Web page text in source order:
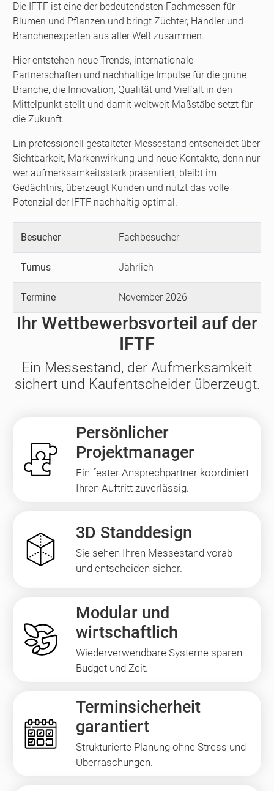
Die IFTF ist eine der bedeutendsten Fachmessen für
Blumen und Pflanzen und bringt Züchter, Händler und
Branchenexperten aus aller Welt zusammen.
Hier entstehen neue Trends, internationale
Partnerschaften und nachhaltige Impulse für die grüne
Branche, die Innovation, Qualität und Vielfalt in den
Mittelpunkt stellt und damit weltweit Maßstäbe setzt für
die Zukunft.
Ein professionell gestalteter Messestand entscheidet über
Sichtbarkeit, Markenwirkung und neue Kontakte, denn nur
wer aufmerksamkeitsstark präsentiert, bleibt im
Gedächtnis, überzeugt Kunden und nutzt das volle
Potenzial der IFTF nachhaltig optimal.
Besucher Fachbesucher
Turnus Jährlich
Termine November 2026
Ihr Wettbewerbsvorteil auf der
IFTF
Ein Messestand, der Aufmerksamkeit
sichert und Kaufentscheider überzeugt.
Persönlicher
Projektmanager
Ein fester Ansprechpartner koordiniert
Ihren Auftritt zuverlässig.
3D Standdesign
Sie sehen Ihren Messestand vorab
und entscheiden sicher.
Modular und
wirtschaftlich
Wiederverwendbare Systeme sparen
Budget und Zeit.
Terminsicherheit
garantiert
Strukturierte Planung ohne Stress und
Überraschungen.